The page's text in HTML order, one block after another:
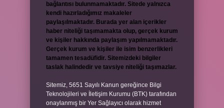
bağlantısı bulunmamaktadır. Sitede yalnızca
kendi hazırladığımız makaleler
paylaşılmaktadır. Burada yer alan içerikler
haber niteliği taşımamakta olup, gerçek kurum
ve kişiler hakkında paylaşım yapılmamaktadır.
Gerçek kurum ve kişiler ile isim benzerlikleri
tamamen tesadüfidir. Sitemizdeki bilgiler
taslak halindedir ve tavsiye niteliği taşımazlar.
Sitemiz, 5651 Sayılı Kanun gereğince Bilgi
Teknolojileri ve İletişim Kurumu (BTK) tarafından
onaylanmış bir Yer Sağlayıcı olarak hizmet